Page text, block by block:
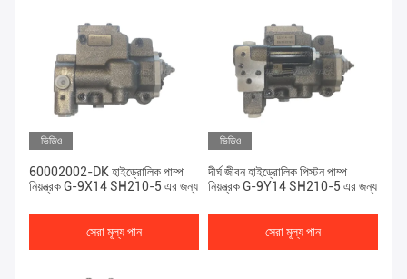
ভিডিও
60002002-DK হাইড্রোলিক পাম্প
নিয়ন্ত্রক G-9X14 SH210-5 এর জন্য
সেরা মূল্য পান
ভিডিও
দীর্ঘ জীবন হাইড্রোলিক পিস্টন পাম্প
নিয়ন্ত্রক G-9Y14 SH210-5 এর জন্য
সেরা মূল্য পান